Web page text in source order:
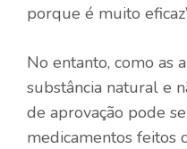
porque é muito
No entanto, como as
substância natural e
de aprovação pode
medicamentos feitos